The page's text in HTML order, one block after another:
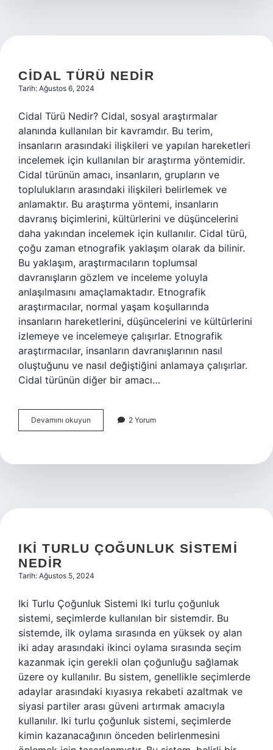
CIDAL TÜRÜ NEDIR
Tarih: Ağustos 6, 2024
Cidal Türü Nedir? Cidal, sosyal araştırmalar
alanında kullanılan bir kavramdır. Bu terim,
insanların arasındaki ilişkileri ve yapılan hareketleri
incelemek için kullanılan bir araştırma yöntemidir.
Cidal türünün amacı, insanların, grupların ve
toplulukların arasındaki ilişkileri belirlemek ve
anlamaktır. Bu araştırma yöntemi, insanların
davranış biçimlerini, kültürlerini ve düşüncelerini
daha yakından incelemek için kullanılır. Cidal türü,
çoğu zaman etnografik yaklaşım olarak da bilinir.
Bu yaklaşım, araştırmacıların toplumsal
davranışların gözlem ve inceleme yoluyla
anlaşılmasını amaçlamaktadır. Etnografik
araştırmacılar, normal yaşam koşullarında
insanların hareketlerini, düşüncelerini ve kültürlerini
izlemeye ve incelemeye çalışırlar. Etnografik
araştırmacılar, insanların davranışlarının nasıl
oluştuğunu ve nasıl değiştiğini anlamaya çalışırlar.
Cidal türünün diğer bir amacı…
Devamını okuyun
türü
2 Yorum
IKI TURLU ÇOĞUNLUK SISTEMI
NEDIR
Tarih: Ağustos 5, 2024
Iki Turlu Çoğunluk Sistemi Iki turlu çoğunluk
sistemi, seçimlerde kullanılan bir sistemdir. Bu
sistemde, ilk oylama sırasında en yüksek oy alan
iki aday arasındaki ikinci oylama sırasında seçim
kazanmak için gerekli olan çoğunluğu sağlamak
üzere oy kullanılır. Bu sistem, genellikle seçimlerde
adaylar arasındaki kıyasıya rekabeti azaltmak ve
siyasi partiler arası güveni artırmak amacıyla
kullanılır. Iki turlu çoğunluk sistemi, seçimlerde
kimin kazanacağının önceden belirlenmesini